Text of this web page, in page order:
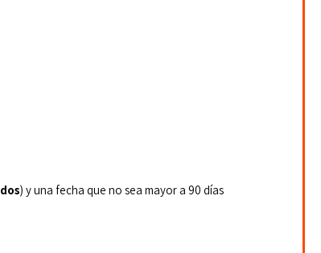
) y una fecha que no sea mayor a 90 días